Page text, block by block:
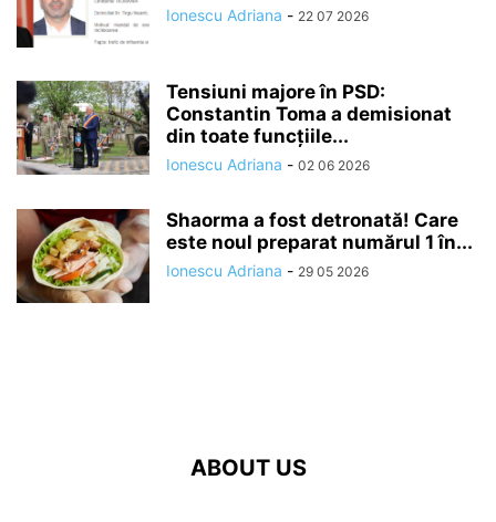
Ionescu Adriana - 22 07 2026
Tensiuni majore în PSD:
Constantin Toma a demisionat
din toate funcțiile...
Ionescu Adriana - 02 06 2026
Shaorma a fost detronată! Care
este noul preparat numărul 1 în...
Ionescu Adriana - 29 05 2026
ABOUT US